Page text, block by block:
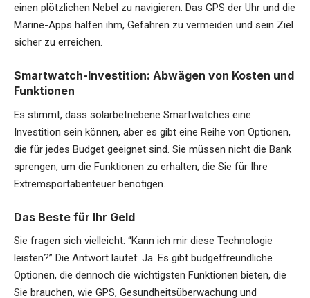
einen plötzlichen Nebel zu navigieren. Das GPS der Uhr und die
Marine-Apps halfen ihm, Gefahren zu vermeiden und sein Ziel
sicher zu erreichen.
Smartwatch-Investition: Abwägen von Kosten und
Funktionen
Es stimmt, dass solarbetriebene Smartwatches eine
Investition sein können, aber es gibt eine Reihe von Optionen,
die für jedes Budget geeignet sind. Sie müssen nicht die Bank
sprengen, um die Funktionen zu erhalten, die Sie für Ihre
Extremsportabenteuer benötigen.
Das Beste für Ihr Geld
Sie fragen sich vielleicht: “Kann ich mir diese Technologie
leisten?” Die Antwort lautet: Ja. Es gibt budgetfreundliche
Optionen, die dennoch die wichtigsten Funktionen bieten, die
Sie brauchen, wie GPS, Gesundheitsüberwachung und